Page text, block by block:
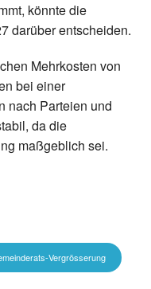
könnte die
darüber entscheiden.
Mehrkosten von
bei einer
nach Parteien und
da die
maßgeblich sei.
Vergrösserung